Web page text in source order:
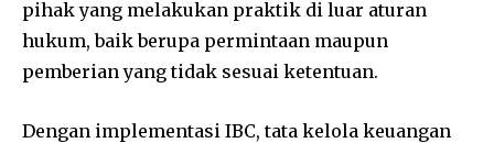
pihak yang melakukan praktik di luar aturan
hukum, baik berupa permintaan maupun
pemberian yang tidak sesuai ketentuan.
Dengan implementasi IBC, tata kelola keuangan